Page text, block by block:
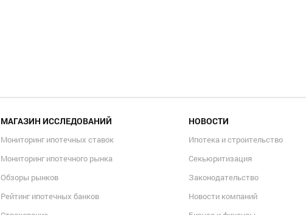
МАГАЗИН ИССЛЕДОВАНИЙ
Мониторинг ипотечных ставок
Мониторинг ипотечного рынка
Обзоры рынков
Рейтинг ипотечных банков
НОВОСТИ
Ипотека и строительство
Секьюритизация
Законодательство
Новости компаний